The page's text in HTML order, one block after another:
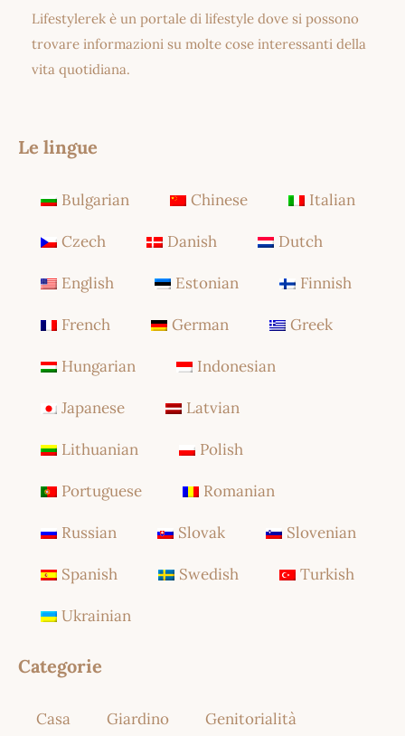
Lifestylerek è un portale di lifestyle dove si possono
trovare informazioni su molte cose interessanti della
vita quotidiana.
Le lingue
Bulgarian Chinese Italian
Czech Danish Dutch
English Estonian Finnish
French German Greek
Hungarian Indonesian
Japanese Latvian
Lithuanian Polish
Portuguese Romanian
Russian Slovak Slovenian
Spanish Swedish Turkish
Ukrainian
Categorie
Casa Giardino Genitorialità